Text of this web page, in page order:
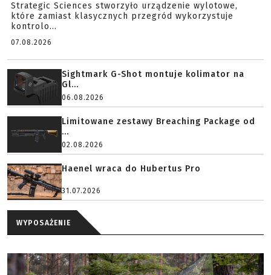
Strategic Sciences stworzyło urządzenie wylotowe,
które zamiast klasycznych przegród wykorzystuje
kontrolo...
07.08.2026
Sightmark G-Shot montuje kolimator na
Gl...
06.08.2026
Limitowane zestawy Breaching Package od
...
02.08.2026
Haenel wraca do Hubertus Pro
31.07.2026
WYPOSAŻENIE